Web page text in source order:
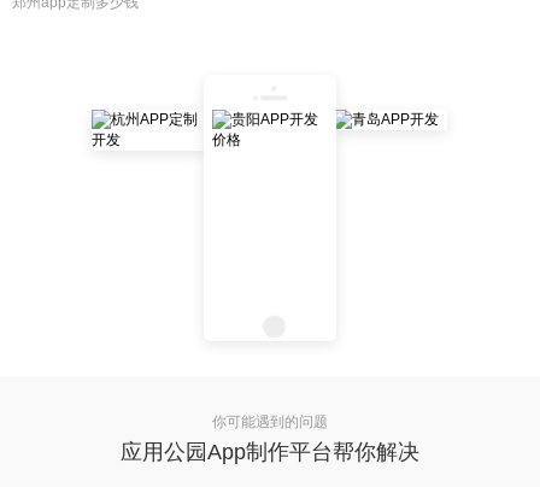
你可能遇到的问题
应用公园App制作平台帮你解决